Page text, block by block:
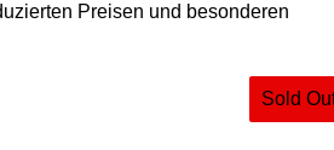
Preisen und besonderen
Sold